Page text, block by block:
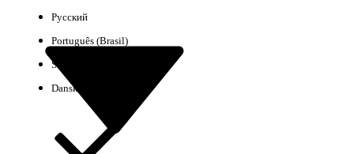
Русский
Português (Brasil)
Suomi
Dansk